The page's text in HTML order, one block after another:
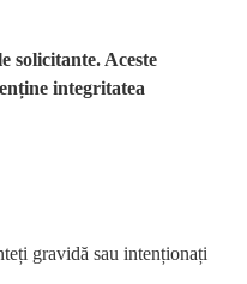
solicitante. Aceste
integritatea
gravidă sau intenționați